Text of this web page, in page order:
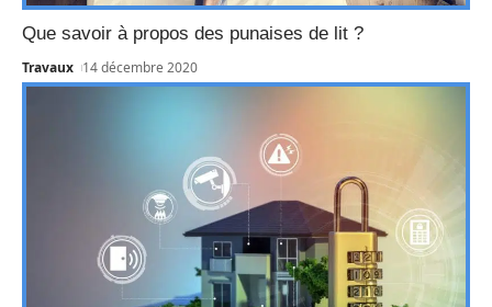
Que savoir à propos des punaises de lit ?
Travaux 14 décembre 2020